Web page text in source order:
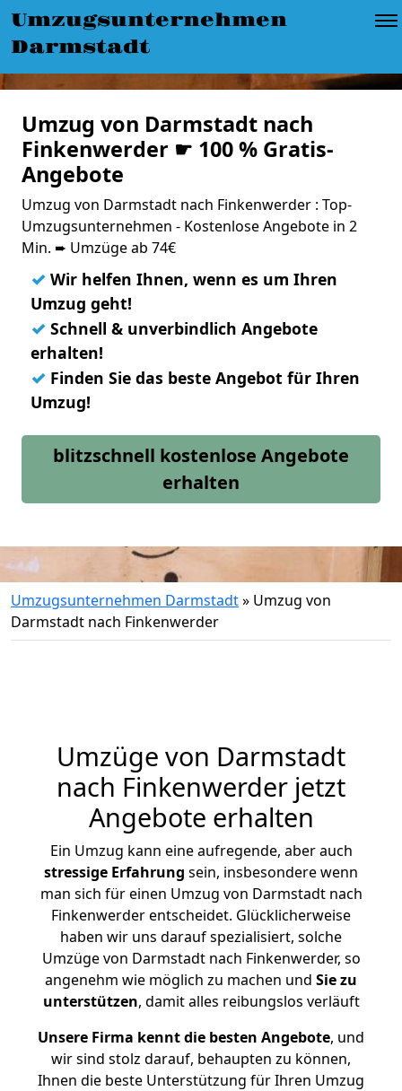
Umzugsunternehmen
Darmstadt
Umzug von Darmstadt nach
Finkenwerder ☛ 100 % Gratis-
Angebote
Umzug von Darmstadt nach Finkenwerder : Top-
Umzugsunternehmen - Kostenlose Angebote in 2
Min. ➨ Umzüge ab 74€
✓ Wir helfen Ihnen, wenn es um Ihren
Umzug geht!
✓ Schnell & unverbindlich Angebote
erhalten!
✓ Finden Sie das beste Angebot für Ihren
Umzug!
blitzschnell kostenlose Angebote
erhalten
Umzugsunternehmen Darmstadt» Umzug von
Darmstadt nach Finkenwerder
Umzüge von Darmstadt
nach Finkenwerder jetzt
Angebote erhalten
Ein Umzug kann eine aufregende, aber auch
stressige Erfahrung sein, insbesondere wenn
man sich für einen Umzug von Darmstadt nach
Finkenwerder entscheidet. Glücklicherweise
haben wir uns darauf spezialisiert, solche
Umzüge von Darmstadt nach Finkenwerder, so
angenehm wie möglich zu machen und Sie zu
unterstützen, damit alles reibungslos verläuft
Unsere Firma kennt die besten Angebote, und
wir sind stolz darauf, behaupten zu können,
Ihnen die beste Unterstützung für Ihren Umzug